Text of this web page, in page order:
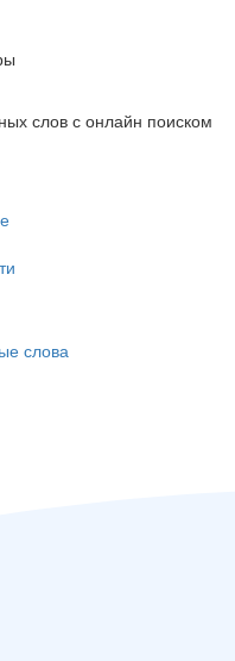
слов с онлайн поиском
слова